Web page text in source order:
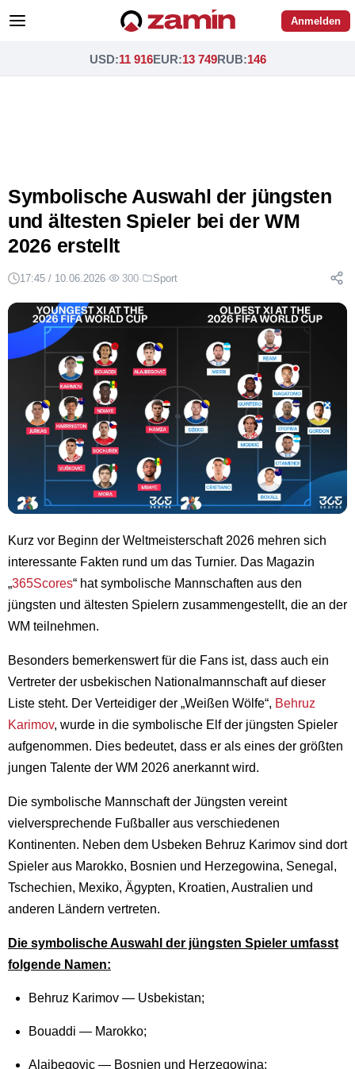
Anmelden
USD:11 916EUR:13 749RUB:146
Symbolische Auswahl der jüngsten
und ältesten Spieler bei der WM
2026 erstellt
17:45 / 10.06.2026· 300· Sport
Kurz vor Beginn der Weltmeisterschaft 2026 mehren sich
interessante Fakten rund um das Turnier. Das Magazin
„365Scores“ hat symbolische Mannschaften aus den
jüngsten und ältesten Spielern zusammengestellt, die an der
WM teilnehmen.
Besonders bemerkenswert für die Fans ist, dass auch ein
Vertreter der usbekischen Nationalmannschaft auf dieser
Liste steht. Der Verteidiger der „Weißen Wölfe“, Behruz
Karimov, wurde in die symbolische Elf der jüngsten Spieler
aufgenommen. Dies bedeutet, dass er als eines der größten
jungen Talente der WM 2026 anerkannt wird.
Die symbolische Mannschaft der Jüngsten vereint
vielversprechende Fußballer aus verschiedenen
Kontinenten. Neben dem Usbeken Behruz Karimov sind dort
Spieler aus Marokko, Bosnien und Herzegowina, Senegal,
Tschechien, Mexiko, Ägypten, Kroatien, Australien und
anderen Ländern vertreten.
Die symbolische Auswahl der jüngsten Spieler umfasst
folgende Namen:
Behruz Karimov — Usbekistan;
Bouaddi — Marokko;
Alajbegovic — Bosnien und Herzegowina;